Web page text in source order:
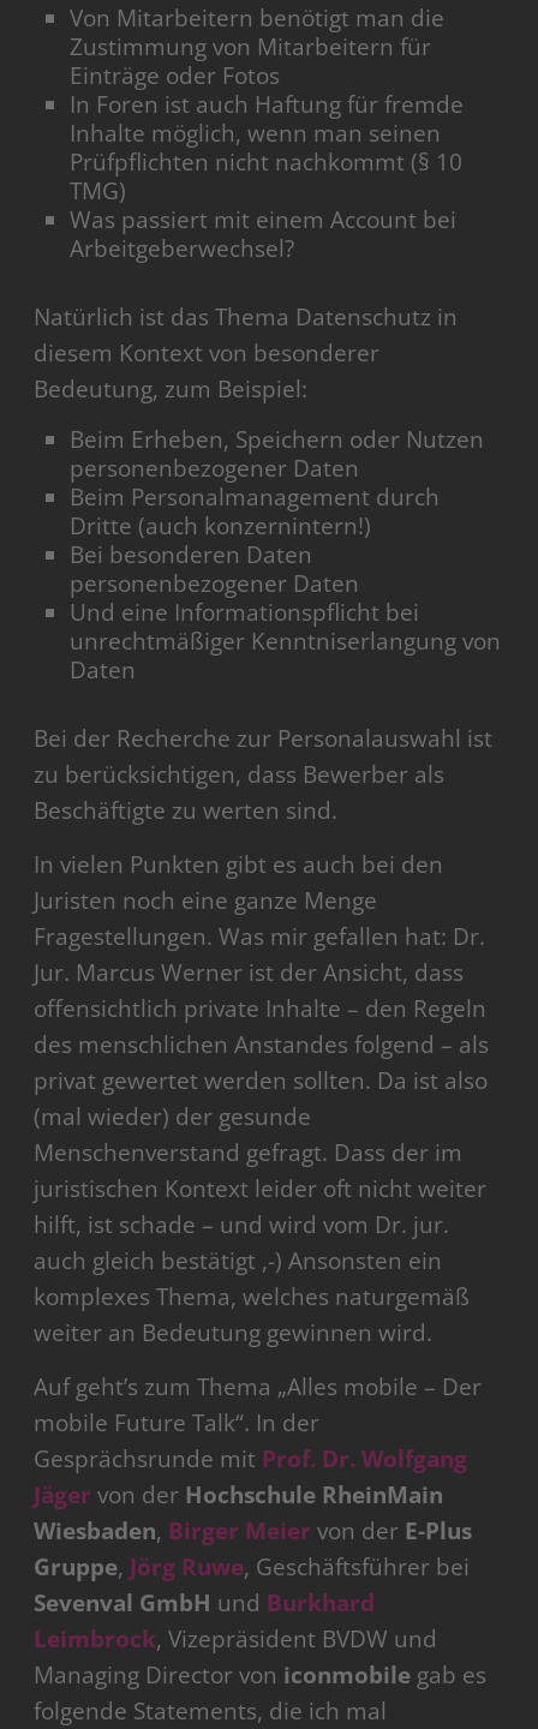
Von Mitarbeitern benötigt man die
Zustimmung von Mitarbeitern für
Einträge oder Fotos
In Foren ist auch Haftung für fremde
Inhalte möglich, wenn man seinen
Prüfpflichten nicht nachkommt (§ 10
TMG)
Was passiert mit einem Account bei
Arbeitgeberwechsel?
Natürlich ist das Thema Datenschutz in
diesem Kontext von besonderer
Bedeutung, zum Beispiel:
Beim Erheben, Speichern oder Nutzen
personenbezogener Daten
Beim Personalmanagement durch
Dritte (auch konzernintern!)
Bei besonderen Daten
personenbezogener Daten
Und eine Informationspflicht bei
unrechtmäßiger Kenntniserlangung von
Daten
Bei der Recherche zur Personalauswahl ist
zu berücksichtigen, dass Bewerber als
Beschäftigte zu werten sind.
In vielen Punkten gibt es auch bei den
Juristen noch eine ganze Menge
Fragestellungen. Was mir gefallen hat: Dr.
Jur. Marcus Werner ist der Ansicht, dass
offensichtlich private Inhalte – den Regeln
des menschlichen Anstandes folgend – als
privat gewertet werden sollten. Da ist also
(mal wieder) der gesunde
Menschenverstand gefragt. Dass der im
juristischen Kontext leider oft nicht weiter
hilft, ist schade – und wird vom Dr. jur.
auch gleich bestätigt ,-) Ansonsten ein
komplexes Thema, welches naturgemäß
weiter an Bedeutung gewinnen wird.
Auf geht’s zum Thema „Alles mobile – Der
mobile Future Talk“. In der
Gesprächsrunde mit Prof. Dr. Wolfgang
Jäger von der Hochschule RheinMain
Wiesbaden, Birger Meier von der E-Plus
Gruppe, Jörg Ruwe, Geschäftsführer bei
Sevenval GmbH und Burkhard
Leimbrock, Vizepräsident BVDW und
Managing Director von iconmobile gab es
folgende Statements, die ich mal